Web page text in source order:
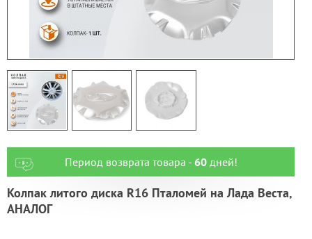
Период возврата товара - 60дней!
Колпак литого диска R16 Пталомей на Лада Веста,
АНАЛОГ